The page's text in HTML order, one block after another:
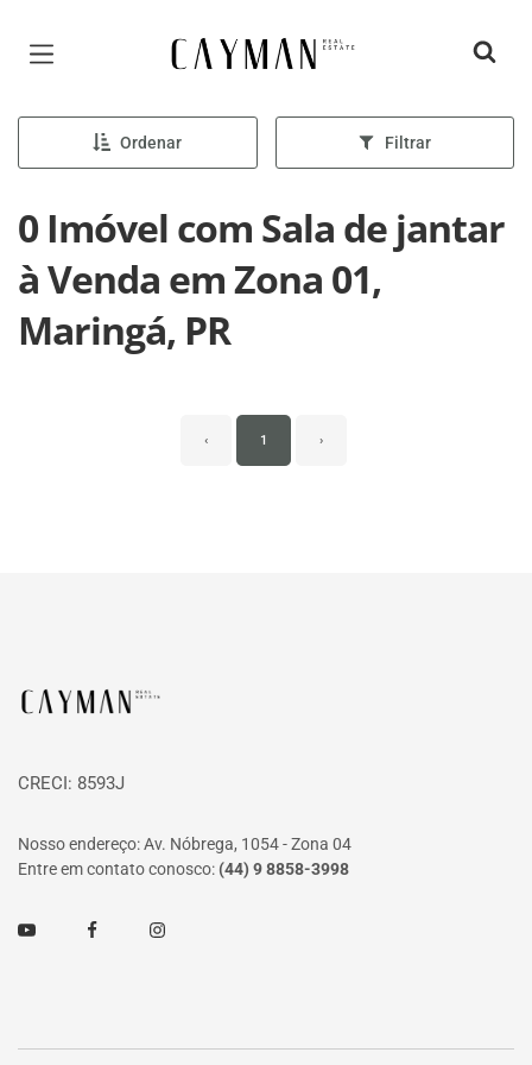
Página inicial
Ordenar Filtrar
0 Imóvel com Sala de jantar
à Venda em Zona 01,
Maringá, PR
‹ 1 ›
Página inicial
CRECI: 8593J
Nosso endereço: Av. Nóbrega, 1054 - Zona 04
Entre em contato conosco: (44) 9 8858-3998
Youtube FacebookInstagram